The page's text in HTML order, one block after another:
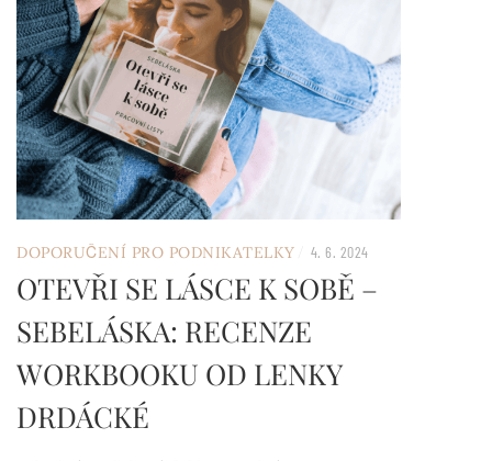
DOPORUČENÍ PRO PODNIKATELKY 4. 6. 2024
OTEVŘI SE LÁSCE K SOBĚ –
SEBELÁSKA: RECENZE
WORKBOOKU OD LENKY
DRDÁCKÉ